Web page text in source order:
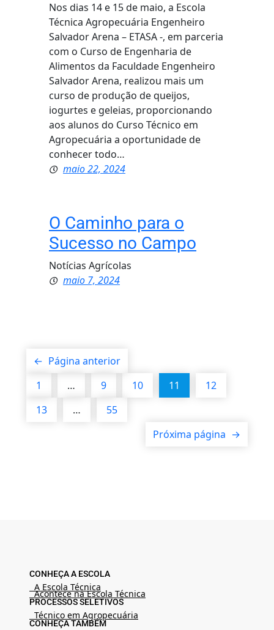
Nos dias 14 e 15 de maio, a Escola
Técnica Agropecuária Engenheiro
Salvador Arena – ETASA -, em parceria
com o Curso de Engenharia de
Alimentos da Faculdade Engenheiro
Salvador Arena, realizou mais um
curso de produção de queijos,
iogurtes e geleias, proporcionando
aos alunos do Curso Técnico em
Agropecuária a oportunidade de
conhecer todo…
maio 22, 2024
O Caminho para o
Sucesso no Campo
Notícias Agrícolas
maio 7, 2024
← Página anterior
1
… 9 10 11
12
13
…
55
Próxima página →
CONHEÇA A ESCOLA
A Escola Técnica
Acontece na Escola Técnica
PROCESSOS SELETIVOS
Técnico em Agropecuária
CONHEÇA TAMBÉM